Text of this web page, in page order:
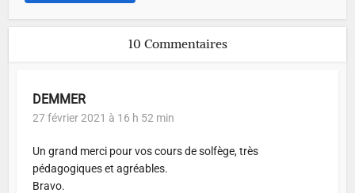
10 Commentaires
DEMMER
27 février 2021 à 16 h 52 min
Un grand merci pour vos cours de solfège, très
pédagogiques et agréables.
Bravo.